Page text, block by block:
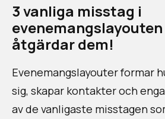
3 vanliga misstag i
åtgärdar dem!
Evenemangslayouter formar
sig, skapar kontakter och
av de vanligaste misstagen